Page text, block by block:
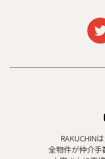
RAKUCHIN
全物件が仲介手